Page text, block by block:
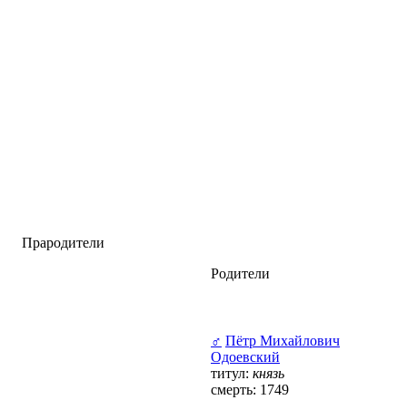
Прародители
Родители
♂ Пётр Михайлович
Одоевский
титул: князь
смерть: 1749